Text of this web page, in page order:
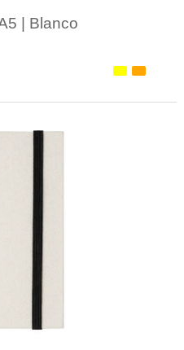
| Blanco